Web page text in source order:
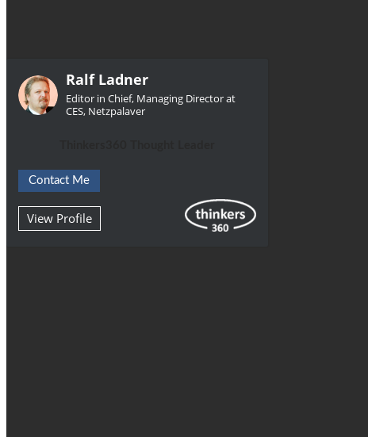
Ralf Ladner
Editor in Chief, Managing Director at
CES, Netzpalaver
Contact Me
View Profile